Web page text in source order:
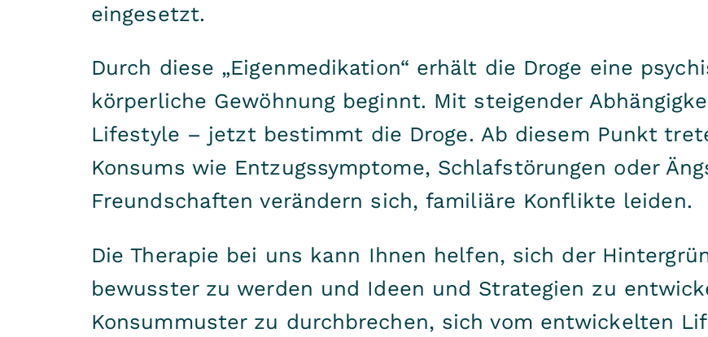
eingesetzt.
Durch diese „Eigenmedikation“ erhält die Droge eine
körperliche Gewöhnung beginnt. Mit steigender
Lifestyle – jetzt bestimmt die Droge. Ab diesem Punkt
Konsums wie Entzugssymptome, Schlafstörungen oder
Freundschaften verändern sich, familiäre Konflikte leiden.
Die Therapie bei uns kann Ihnen helfen, sich der
bewusster zu werden und Ideen und Strategien zu
Konsummuster zu durchbrechen, sich vom entwickelten